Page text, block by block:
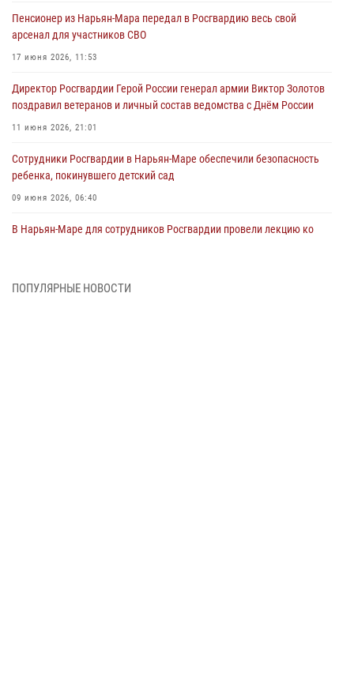
Пенсионер из Нарьян-Мара передал в Росгвардию весь свой
арсенал для участников СВО
17 июня 2026, 11:53
Директор Росгвардии Герой России генерал армии Виктор Золотов
поздравил ветеранов и личный состав ведомства с Днём России
11 июня 2026, 21:01
Сотрудники Росгвардии в Нарьян-Маре обеспечили безопасность
ребенка, покинувшего детский сад
09 июня 2026, 06:40
В Нарьян-Маре для сотрудников Росгвардии провели лекцию ко
ПОПУЛЯРНЫЕ НОВОСТИ